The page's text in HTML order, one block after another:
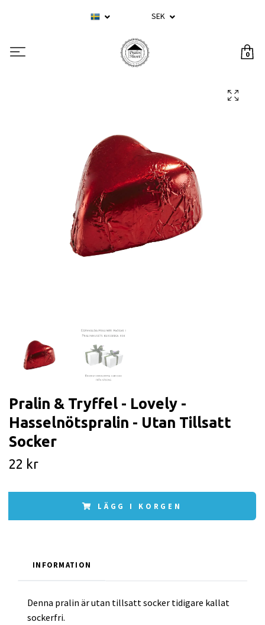
SEK
0
Pralin & Tryffel - Lovely -
Hasselnötspralin - Utan Tillsatt
Socker
22 kr
LÄGG I KORGEN
INFORMATION
Denna pralin är utan tillsatt socker tidigare kallat
sockerfri.